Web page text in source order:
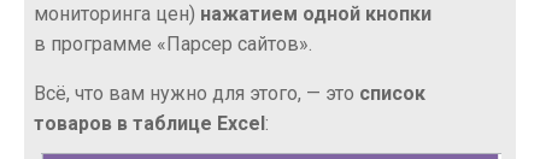
мониторинга цен) нажатием одной кнопки
в программе «Парсер сайтов».
Всё, что вам нужно для этого, — это список
товаров в таблице Excel: